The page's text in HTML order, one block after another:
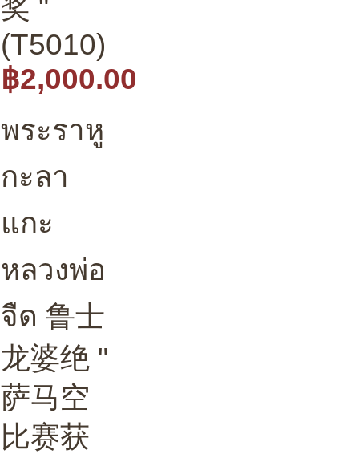
奖 "
(T5010)
฿2,000.00
พระราหู
กะลา
แกะ
หลวงพ่อ
จืด 鲁士
龙婆绝 "
萨马空
比赛获